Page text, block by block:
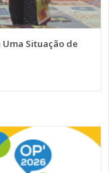
Situação de